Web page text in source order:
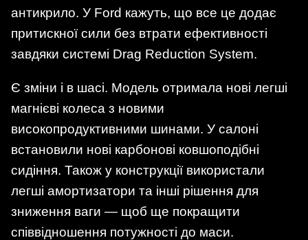
антикрило. У Ford кажуть, що все це додає
притискної сили без втрати ефективності
завдяки системі Drag Reduction System.
Є зміни і в шасі. Модель отримала нові легші
магнієві колеса з новими
високопродуктивними шинами. У салоні
встановили нові карбонові ковшоподібні
сидіння. Також у конструкції використали
легші амортизатори та інші рішення для
зниження ваги — щоб ще покращити
співвідношення потужності до маси.